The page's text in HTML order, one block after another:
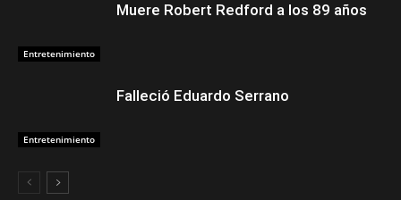
Entretenimiento
Muere Robert Redford a los 89 años
Entretenimiento
Falleció Eduardo Serrano